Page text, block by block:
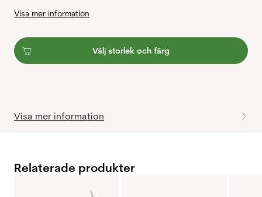
Visa mer information
Välj storlek och färg
Visa mer information
Relaterade produkter